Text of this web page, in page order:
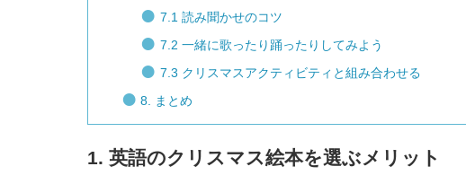
7.1 読み聞かせのコツ
7.2 一緒に歌ったり踊ったりしてみよう
7.3 クリスマスアクティビティと組み合わせる
8. まとめ
1. 英語のクリスマス絵本を選ぶメリット